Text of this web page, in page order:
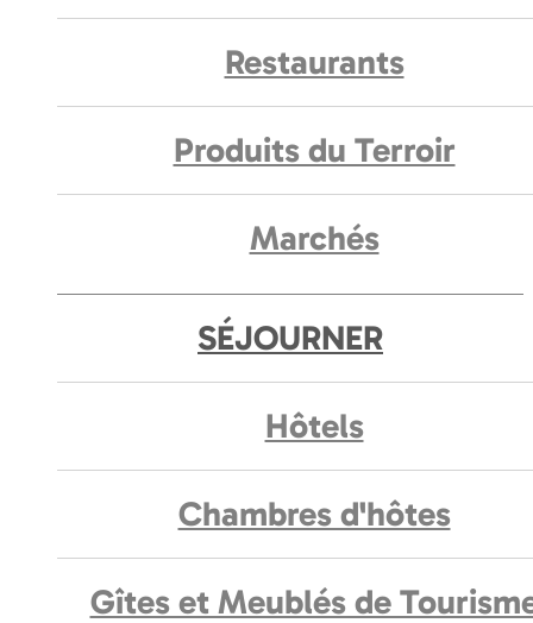
Restaurants
Produits du Terroir
Marchés
SÉJOURNER
Hôtels
Chambres d'hôtes
Gîtes et Meublés de